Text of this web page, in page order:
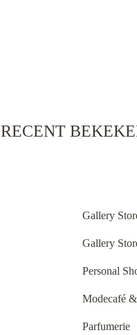
RECENT
Gallery
Gallery
Personal
Modecafé
Parfumerie